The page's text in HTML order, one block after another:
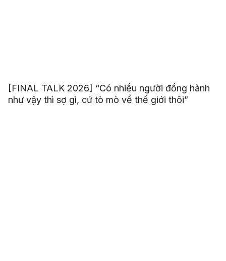
[FINAL TALK 2026] “Có nhiều người đồng hành
như vậy thì sợ gì, cứ tò mò về thế giới thôi”